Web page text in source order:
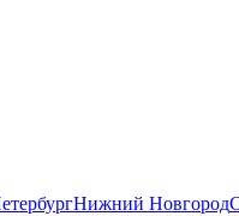
Нижний Новгород